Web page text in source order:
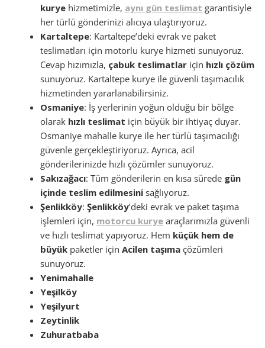
kurye hizmetimizle, aynı gün teslimat garantisiyle
her türlü gönderinizi alıcıya ulaştırıyoruz.
Kartaltepe: Kartaltepe’deki evrak ve paket
teslimatları için motorlu kurye hizmeti sunuyoruz.
Cevap hızımızla, çabuk teslimatlar için hızlı çözüm
sunuyoruz. Kartaltepe kurye ile güvenli taşımacılık
hizmetinden yararlanabilirsiniz.
Osmaniye: İş yerlerinin yoğun olduğu bir bölge
olarak hızlı teslimat için büyük bir ihtiyaç duyar.
Osmaniye mahalle kurye ile her türlü taşımacılığı
güvenle gerçekleştiriyoruz. Ayrıca, acil
gönderilerinizde hızlı çözümler sunuyoruz.
Sakızağacı: Tüm gönderilerin en kısa sürede gün
içinde teslim edilmesini sağlıyoruz.
Şenlikköy:Şenlikköy’deki evrak ve paket taşıma
işlemleri için, motorcu kurye araçlarımızla güvenli
ve hızlı teslimat yapıyoruz. Hem küçük hem de
büyük paketler içinAcilen taşıma çözümleri
sunuyoruz.
Yenimahalle
Yeşilköy
Yeşilyurt
Zeytinlik
Zuhuratbaba